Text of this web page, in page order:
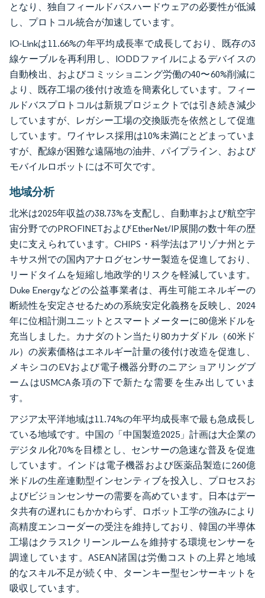
となり、独自フィールドバスハードウェアの必要性が低減
し、プロトコル統合が加速しています。
IO-Linkは11.66%の年平均成長率で成長しており、既存の3
線ケーブルを再利用し、IODDファイルによるデバイスの
自動検出、およびコミッショニング労働の40〜60%削減に
より、既存工場の後付け改造を簡素化しています。フィー
ルドバスプロトコルは新規プロジェクトでは引き続き減少
していますが、レガシー工場の交換販売を依然として促進
しています。ワイヤレス採用は10%未満にとどまっていま
すが、配線が困難な遠隔地の油井、パイプライン、および
モバイルロボットには不可欠です。
地域分析
北米は2025年収益の38.73%を支配し、自動車および航空宇
宙分野でのPROFINETおよびEtherNet/IP展開の数十年の歴
史に支えられています。CHIPS・科学法はアリゾナ州とテ
キサス州での国内アナログセンサー製造を促進しており、
リードタイムを短縮し地政学的リスクを軽減しています。
Duke Energyなどの公益事業者は、再生可能エネルギーの
断続性を安定させるための系統安定化義務を反映し、2024
年に位相計測ユニットとスマートメーターに80億米ドルを
充当しました。カナダのトン当たり80カナダドル（60米ド
ル）の炭素価格はエネルギー計量の後付け改造を促進し、
メキシコのEVおよび電子機器分野のニアショアリングブ
ームはUSMCA条項の下で新たな需要を生み出していま
す。
アジア太平洋地域は11.74%の年平均成長率で最も急成長し
ている地域です。中国の「中国製造2025」計画は大企業の
デジタル化70%を目標とし、センサーの急速な普及を促進
しています。インドは電子機器および医薬品製造に260億
米ドルの生産連動型インセンティブを投入し、プロセスお
よびビジョンセンサーの需要を高めています。日本はデー
タ共有の遅れにもかかわらず、ロボット工学の強みにより
高精度エンコーダーの受注を維持しており、韓国の半導体
工場はクラス1クリーンルームを維持する環境センサーを
調達しています。ASEAN諸国は労働コストの上昇と地域
的なスキル不足が続く中、ターンキー型センサーキットを
吸収しています。